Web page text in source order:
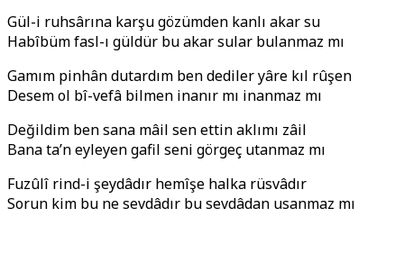
Gül-i ruhsârına karşu gözümden kanlı akar su
Habîbüm fasl-ı güldür bu akar sular bulanmaz mı
Gamım pinhân dutardım ben dediler yâre kıl rûşen
Desem ol bî-vefâ bilmen inanır mı inanmaz mı
Değildim ben sana mâil sen ettin aklımı zâil
Bana ta’n eyleyen gafil seni görgeç utanmaz mı
Fuzûlî rind-i şeydâdır hemîşe halka rüsvâdır
Sorun kim bu ne sevdâdır bu sevdâdan usanmaz mı